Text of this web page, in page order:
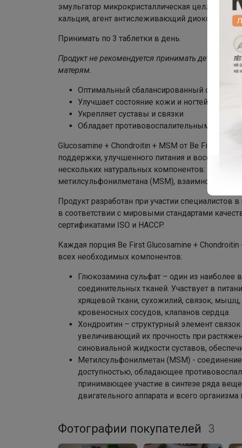
эмульгатор микрокристаллическая целлюлоза,
кальция, агент антислеживающий диоксид
Принимать по 3 таблетки в день.
Продукт не рекомендуется принимать детям до
матерям.
Оптимальный сбалансированный состав
Улучшает состояние кожи и ногтей
Укрепляет суставы и связки
Обладает противовоспалительным
Glucosamine + Chondroitin + MSM от Be First –
поддержки, улучшенного питания и
нескольких натуральных компонентов:
метилсульфонилметана (MSM), взаимно
Продукт разработан при участии специалистов
в соответствии с мировыми стандартами
сертификатами ISO и HACCP.
Каждая порция Be First Glucosamine +
всех необходимых компонентов:
Глюкозамина сульфат – один из наиболее
соединительных тканей. Участвует в
хрящевой ткани, сухожилий, связок, мышц,
кровеносных сосудов, клапанов сердца.
Хондроитин – структурный элемент
увеличивающий их прочность при
синовиальной жидкости суставов,
Метилсульфонилметан (MSM) -
доступностью, обладающее
принимающее участие в синтезе ряда
двигательного аппарата и всего организма
Фотографии покупателей 3